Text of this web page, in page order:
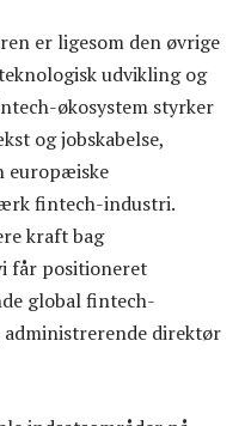
er ligesom den øvrige
udvikling og
økosystem styrker
og jobskabelse,
europæiske
fintech-industri.
kraft bag
får positioneret
global fintech-
administrerende direktør